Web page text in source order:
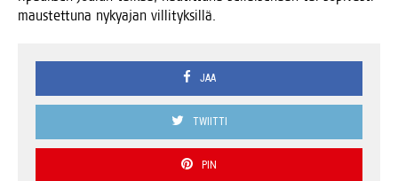
maus­tet­tu­na nyky­ajan villityksillä.
JAA
TWIITTI
PIN